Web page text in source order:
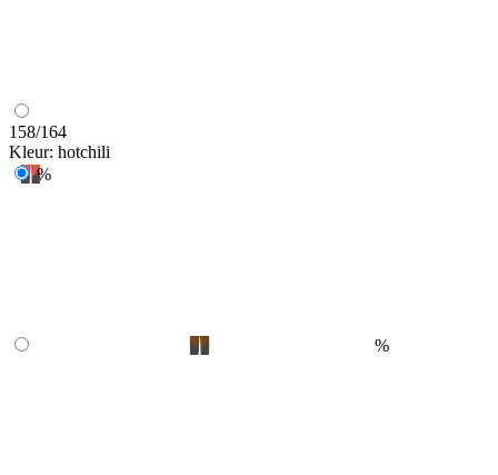
158/164
Kleur: hotchili
%
%